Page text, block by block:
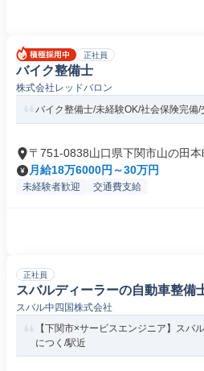
正社員
バイク整備士
株式会社レッドバロン
バイク整備士/未経験OK/社会保険完備
〒751-0838山口県下関市山の田本
月給18万6000円～30万円
未経験者歓迎 交通費支給
正社員
スバルディーラーの自動車整備
スバル中四国株式会社
【下関市×サービスエンジニア】スバ
につく/駅近